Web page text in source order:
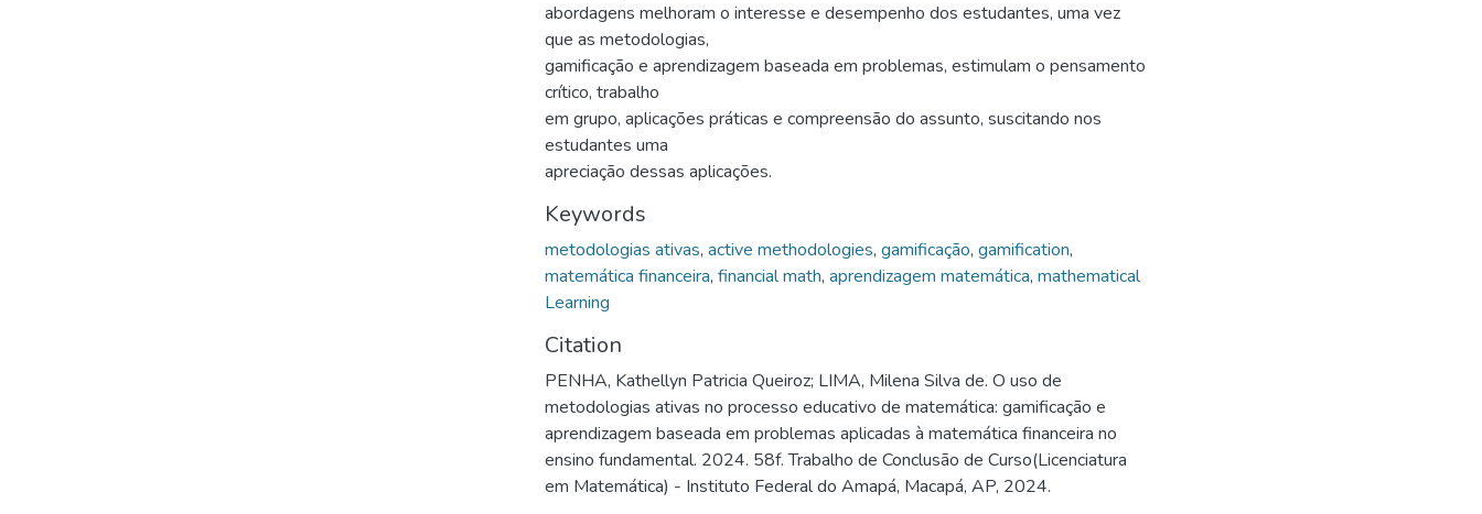
abordagens melhoram o interesse e desempenho dos estudantes, uma vez
que as metodologias,
gamificação e aprendizagem baseada em problemas, estimulam o pensamento
crítico, trabalho
em grupo, aplicações práticas e compreensão do assunto, suscitando nos
estudantes uma
apreciação dessas aplicações.
Keywords
metodologias ativas, active methodologies, gamificação, gamification,
matemática financeira, financial math, aprendizagem matemática, mathematical
Learning
Citation
PENHA, Kathellyn Patricia Queiroz; LIMA, Milena Silva de. O uso de
metodologias ativas no processo educativo de matemática: gamificação e
aprendizagem baseada em problemas aplicadas à matemática financeira no
ensino fundamental. 2024. 58f. Trabalho de Conclusão de Curso(Licenciatura
em Matemática) - Instituto Federal do Amapá, Macapá, AP, 2024.